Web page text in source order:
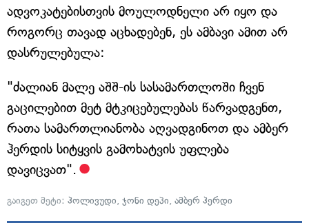
ადვოკატებისთვის მოულოდნელი არ იყო და
როგორც თავად აცხადებენ, ეს ამბავი ამით არ
დასრულებულა:
"ძალიან მალე აშშ-ის სასამართლოში ჩვენ
გაცილებით მეტ მტკიცებულებას წარვადგენთ,
რათა სამართლიანობა აღვადგინოთ და ამბერ
ჰერდის სიტყვის გამოხატვის უფლება
დავიცვათ".
გაიგეთ მეტი: ჰოლივუდი, ჯონი დეპი, ამბერ ჰერდი